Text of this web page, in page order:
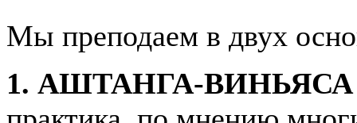
Мы преподаем в двух
1. АШТАНГА-ВИНЬЯСА